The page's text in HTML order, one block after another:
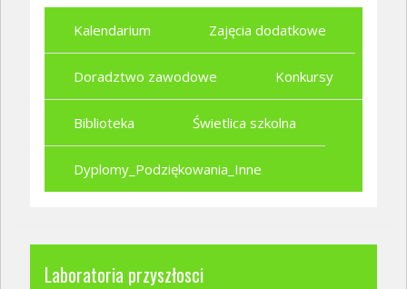
Kalendarium Zajęcia dodatkowe
Doradztwo zawodowe Konkursy
Biblioteka Świetlica szkolna
Dyplomy_Podziękowania_Inne
Laboratoria przyszłosci